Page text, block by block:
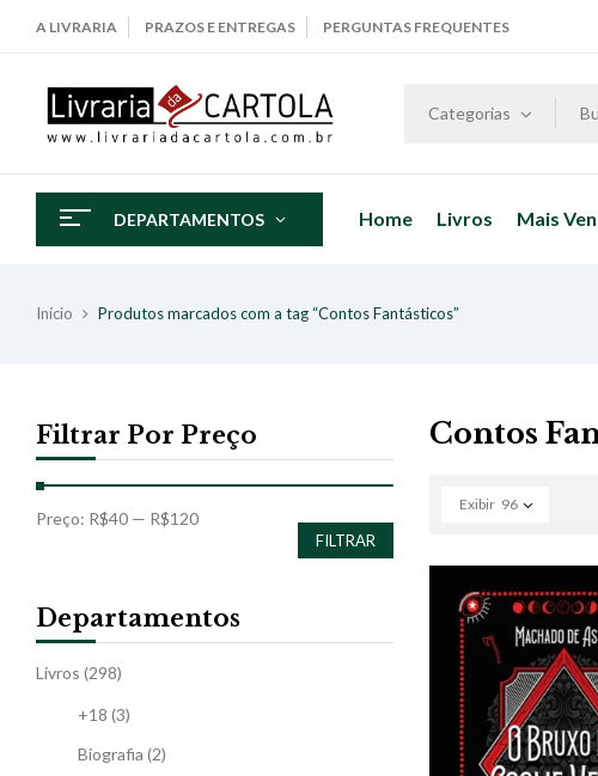
A LIVRARIA PRAZOS E ENTREGAS PERGUNTAS FREQUENTES
Categorias
DEPARTAMENTOS Home Livros Mais
Início Produtos marcados com a tag “Contos Fantásticos”
Filtrar Por Preço
FILTRAR
Preço: R$40 — R$120
Departamentos
Livros (298)
+18 (3)
Biografia (2)
Contos
Exibir 96